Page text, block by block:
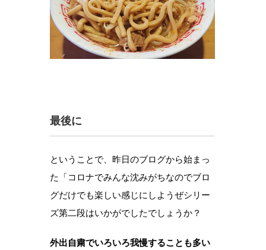
最後に
ということで、昨日のブログから始まっ
た「コロナでみんな沈みがちなのでブロ
グだけでも楽しい感じにしようぜシリー
ズ第二段はいかがでしたでしょうか？
外出自粛でいろいろ我慢することも多い